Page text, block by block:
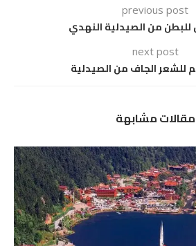
previous post
من الصيدلية النهدي
next post
للشعر الجاف من الصيدلية
مقالات مشابهة